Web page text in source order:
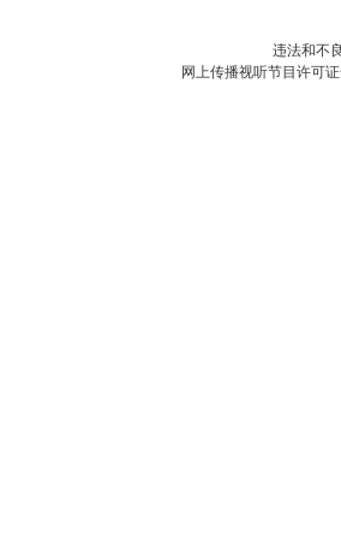
违法和不
网上传播视听节目许可证